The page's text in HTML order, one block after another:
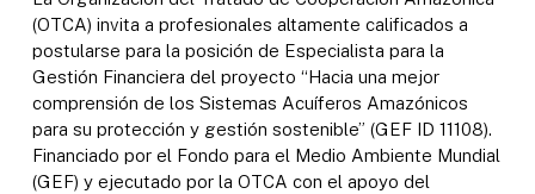
(OTCA) invita a profesionales altamente calificados a
postularse para la posición de Especialista para la
Gestión Financiera del proyecto “Hacia una mejor
comprensión de los Sistemas Acuíferos Amazónicos
para su protección y gestión sostenible” (GEF ID 11108).
Financiado por el Fondo para el Medio Ambiente Mundial
(GEF) y ejecutado por la OTCA con el apoyo del